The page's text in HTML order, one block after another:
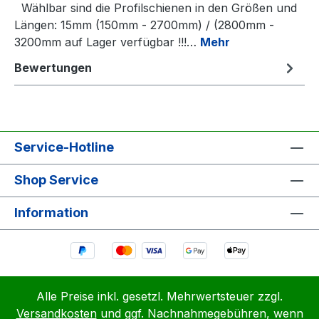
Wählbar sind die Profilschienen in den Größen und
Längen: 15mm (150mm - 2700mm) / (2800mm -
3200mm auf Lager verfügbar !!!… Mehr
Bewertungen
Service-Hotline
Shop Service
Information
Alle Preise inkl. gesetzl. Mehrwertsteuer zzgl.
Versandkostenund ggf. Nachnahmegebühren, wenn